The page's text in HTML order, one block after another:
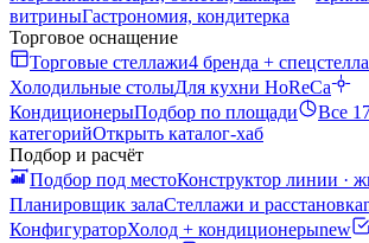
витриныГастрономия, кондитерка
Торговое оснащение
Торговые стеллажи4 бренда +
Холодильные столыДля кухни HoReCa
КондиционерыПодбор по площади
Все
категорийОткрыть каталог-хаб
Подбор и расчёт
Подбор под местоКонструктор линии ·
Планировщик залаСтеллажи и расстановка
КонфигураторХолод + кондиционерыnew